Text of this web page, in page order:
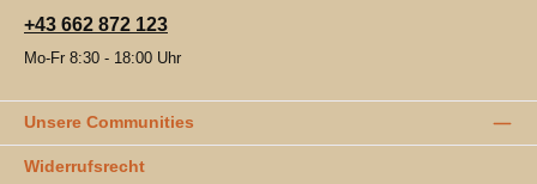
+43 662 872 123
Mo-Fr 8:30 - 18:00 Uhr
Unsere Communities
Widerrufsrecht